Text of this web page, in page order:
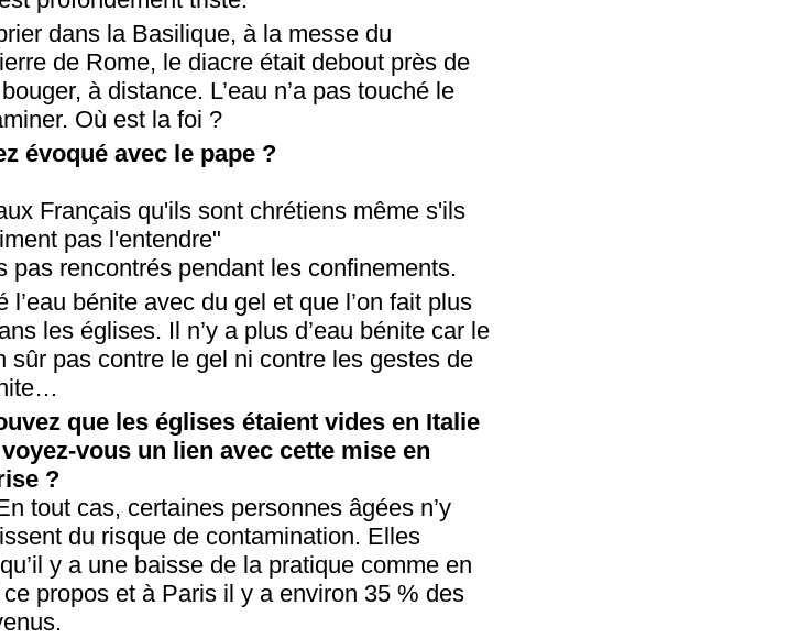
dans la Basilique, à la messe du
de Rome, le diacre était debout près de
à distance. L’eau n’a pas touché le
Où est la foi ?
évoqué avec le pape ?
Français qu'ils sont chrétiens même s'ils
pas l'entendre"
rencontrés pendant les confinements.
l’eau bénite avec du gel et que l’on fait plus
les églises. Il n’y a plus d’eau bénite car le
pas contre le gel ni contre les gestes de
que les églises étaient vides en Italie
vous un lien avec cette mise en
?
tout cas, certaines personnes âgées n’y
du risque de contamination. Elles
y a une baisse de la pratique comme en
propos et à Paris il y a environ 35 % des